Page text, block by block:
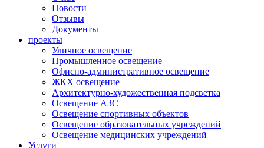
Новости
Отзывы
Документы
проекты
Уличное освещение
Промышленное освещение
Офисно-административное освещение
ЖКХ освещение
Архитектурно-художественная подсветка
Освещение АЗС
Освещение спортивных объектов
Освещение образовательных учреждений
Освещение медицинских учреждений
Услуги